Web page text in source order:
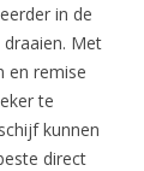
in de
Met
en remise
te
kunnen
direct